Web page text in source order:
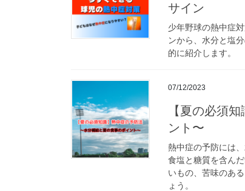
サイン
少年野球の熱中症
ンから、水分と塩
的に紹介します。
07/12/2023
【夏の必須
ント〜
熱中症の予防には
食塩と糖質を含ん
いもの、苦味のあ
ょう。